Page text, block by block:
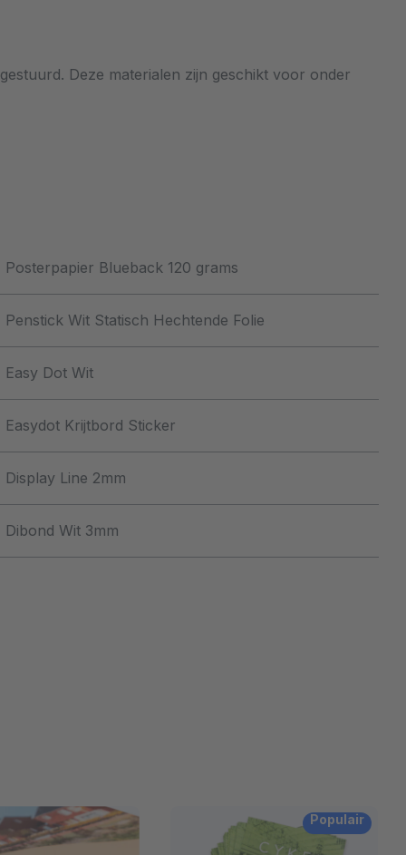
Deze materialen zijn geschikt voor onder
Posterpapier Blueback 120 grams
Penstick Wit Statisch Hechtende Folie
Easy Dot Wit
Easydot Krijtbord Sticker
Display Line 2mm
Dibond Wit 3mm
Populair